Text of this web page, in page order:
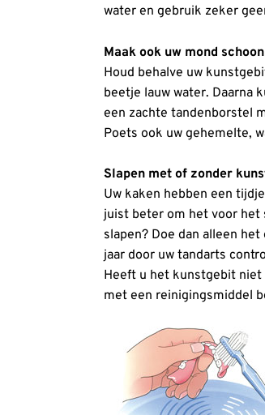
water en gebruik zeker
Maak ook uw mond schoon
Houd behalve uw
beetje lauw water. Daarna
een zachte tandenborstel
Poets ook uw gehemelte,
Slapen met of zonder
Uw kaken hebben een
juist beter om het voor het
slapen? Doe dan alleen
jaar door uw tandarts
Heeft u het kunstgebit niet
met een reinigingsmiddel